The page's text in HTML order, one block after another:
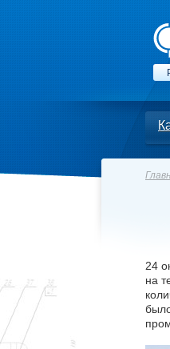
24
на